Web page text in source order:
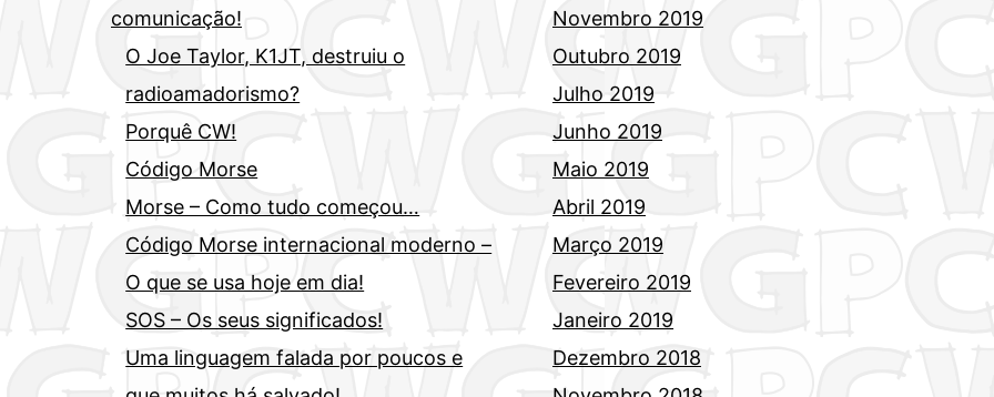
comunicação!
O Joe Taylor, K1JT, destruiu o
radioamadorismo?
Porquê CW!
Código Morse
Morse – Como tudo começou…
Código Morse internacional moderno –
O que se usa hoje em dia!
SOS – Os seus significados!
Uma linguagem falada por poucos e
Novembro 2019
Outubro 2019
Julho 2019
Junho 2019
Maio 2019
Abril 2019
Março 2019
Fevereiro 2019
Janeiro 2019
Dezembro 2018